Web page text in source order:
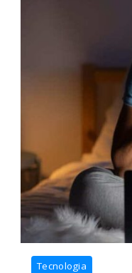
Tecnologia